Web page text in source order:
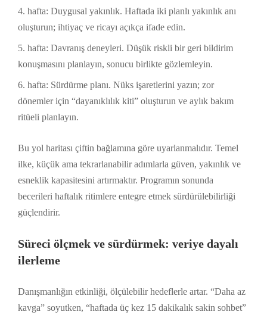
hafta: Duygusal yakınlık. Haftada iki planlı yakınlık anı
oluşturun; ihtiyaç ve ricayı açıkça ifade edin.
hafta: Davranış deneyleri. Düşük riskli bir geri bildirim
konuşmasını planlayın, sonucu birlikte gözlemleyin.
hafta: Sürdürme planı. Nüks işaretlerini yazın; zor
dönemler için “dayanıklılık kiti” oluşturun ve aylık bakım
ritüeli planlayın.
Bu yol haritası çiftin bağlamına göre uyarlanmalıdır. Temel
ilke, küçük ama tekrarlanabilir adımlarla güven, yakınlık ve
esneklik kapasitesini artırmaktır. Programın sonunda
becerileri haftalık ritimlere entegre etmek sürdürülebilirliği
güçlendirir.
Süreci ölçmek ve sürdürmek: veriye dayalı
ilerleme
Danışmanlığın etkinliği, ölçülebilir hedeflerle artar. “Daha az
kavga” soyutken, “haftada üç kez 15 dakikalık sakin sohbet”